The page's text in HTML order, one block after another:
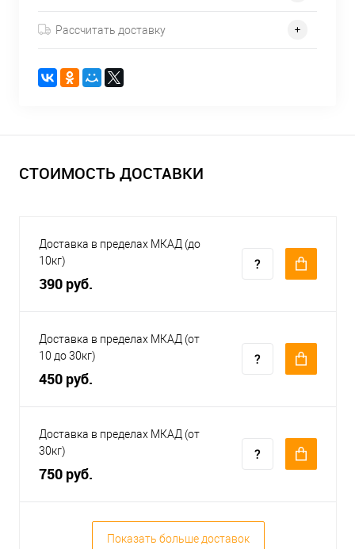
Рассчитать доставку
СТОИМОСТЬ ДОСТАВКИ
Доставка в пределах МКАД (до
10кг)
390 руб.
Доставка в пределах МКАД (от
10 до 30кг)
450 руб.
Доставка в пределах МКАД (от
30кг)
750 руб.
Показать больше доставок